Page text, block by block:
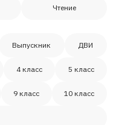
Чтение
Выпускник ДВИ
4 класс 5 класс
9 класс 10 класс